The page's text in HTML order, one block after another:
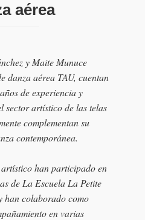
aérea
y Maite Munuce
danza aérea TAU, cuentan
de experiencia y
sector artístico de las telas
complementan su
contemporánea.
han participado en
de La Escuela La Petite
han colaborado como
en varias